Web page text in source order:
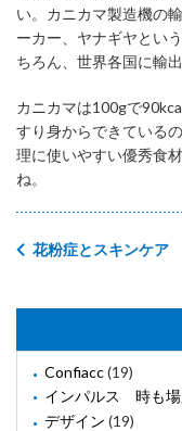
い。カニカマ製造機の
ーカー、ヤナギヤとい
ちろん、世界各国に輸
カニカマは100gで
すり身からできている
理に使いやすい優秀食
ね。
花粉症とスキンケア
Confiacc(19)
インパルス 時も場
デザイン (19)